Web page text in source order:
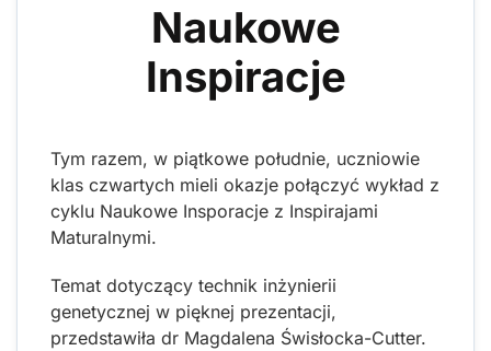
Naukowe
Inspiracje
Tym razem, w piątkowe południe, uczniowie
klas czwartych mieli okazje połączyć wykład z
cyklu Naukowe Insporacje z Inspirajami
Maturalnymi.
Temat dotyczący technik inżynierii
genetycznej w pięknej prezentacji,
przedstawiła dr Magdalena Świsłocka-Cutter.